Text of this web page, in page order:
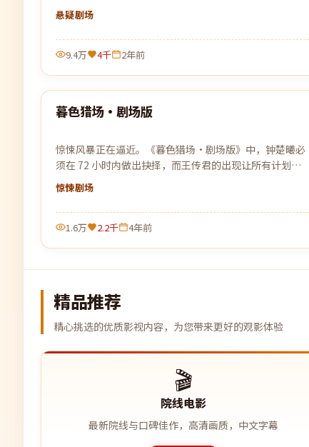
的猫鼠游戏即将上演。
悬疑剧场
9.4万 4千 2年前
最新
暮色猎场·剧场版
惊悚风暴正在逼近。《暮色猎场·剧场版》中，钟楚曦必
须在 72 小时内做出抉择，而王传君的出现让所有计划被
彻底打乱。
惊悚剧场
1.6万 2.2千 4年前
精品推荐
精心挑选的优质影视内容，为您带来更好的观影体验
🎬
院线电影
最新院线与口碑佳作，高清画质，中文字幕